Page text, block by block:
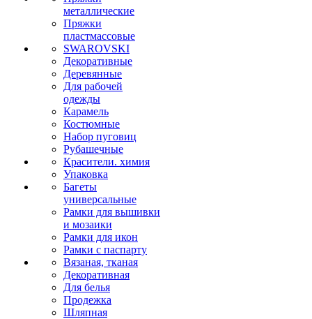
металлические
Пряжки
пластмассовые
SWAROVSKI
Декоративные
Деревянные
Для рабочей
одежды
Карамель
Костюмные
Набор пуговиц
Рубашечные
Красители. химия
Упаковка
Багеты
универсальные
Рамки для вышивки
и мозаики
Рамки для икон
Рамки с паспарту
Вязаная, тканая
Декоративная
Для белья
Продежка
Шляпная